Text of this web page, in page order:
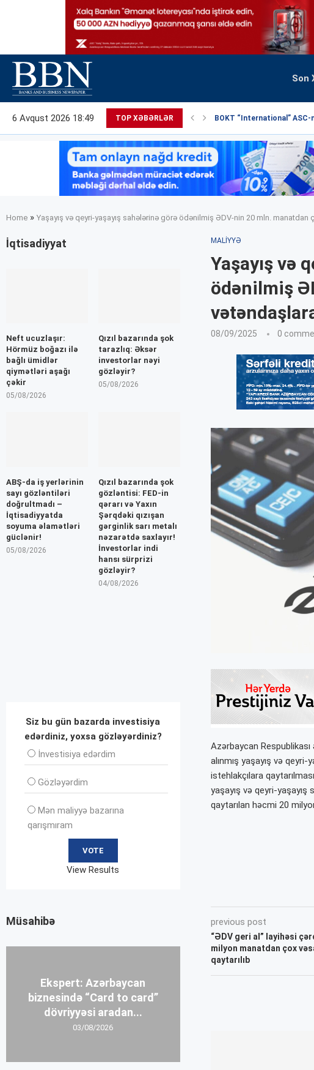
Son
6 Avqust 2026 18:49 TOP XƏBƏRLƏR BOKT “International” ASC-
Home » Yaşayış və qeyri-yaşayış sahələrinə görə ödənilmiş ƏDV-nin 20 mln. manatdan
MALIYYƏ
Yaşayış və
ödənilmiş
08/09/2025 0
Azərbaycan
alınmış yaşayış və
istehlakçılara
yaşayış və qeyri-yaşayış
qaytarılan həcmi 20
previous post
“ƏDV geri al” layihəsi
milyon manatdan çox
qaytarılıb
İqtisadiyyat
Neft ucuzlaşır:
Hörmüz boğazı ilə
bağlı ümidlər
qiymətləri aşağı
çəkir
05/08/2026
Qızıl bazarında şok
tarazlıq: Əksər
investorlar nəyi
gözləyir?
05/08/2026
ABŞ-da iş yerlərinin
sayı gözləntiləri
doğrultmadı –
İqtisadiyyatda
soyuma əlamətləri
güclənir!
05/08/2026
Qızıl bazarında şok
gözləntisi: FED-in
qərarı və Yaxın
Şərqdəki qızışan
gərginlik sarı metalı
nəzarətdə saxlayır!
İnvestorlar indi
hansı sürprizi
gözləyir?
04/08/2026
Siz bu gün bazarda investisiya
edərdiniz, yoxsa gözləyərdiniz?
İnvеstisiya edərdim
Gözləyərdim
Mən maliyyə bazarına
qarışmıram
View Results
Müsahibə
Ekspert: Azərbaycan
biznesində “Card to card”
dövriyyəsi aradan...
03/08/2026